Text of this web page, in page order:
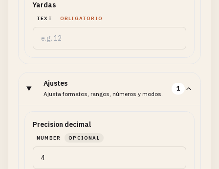
Yardas
TEXT OBLIGATORIO
Ajustes
Ajusta formatos, rangos, números y modos.
1
Precision decimal
NUMBER OPCIONAL